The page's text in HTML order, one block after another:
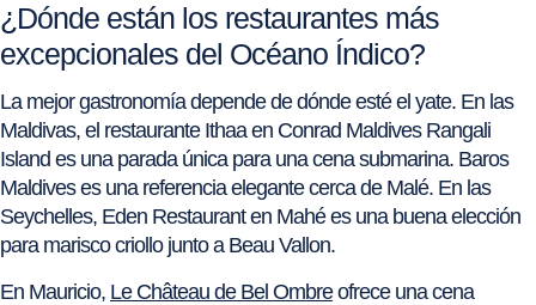
¿Dónde están los restaurantes más
excepcionales del Océano Índico?
La mejor gastronomía depende de dónde esté el yate. En las
Maldivas, el restaurante Ithaa en Conrad Maldives Rangali
Island es una parada única para una cena submarina. Baros
Maldives es una referencia elegante cerca de Malé. En las
Seychelles, Eden Restaurant en Mahé es una buena elección
para marisco criollo junto a Beau Vallon.
En Mauricio, Le Château de Bel Ombreofrece una cena